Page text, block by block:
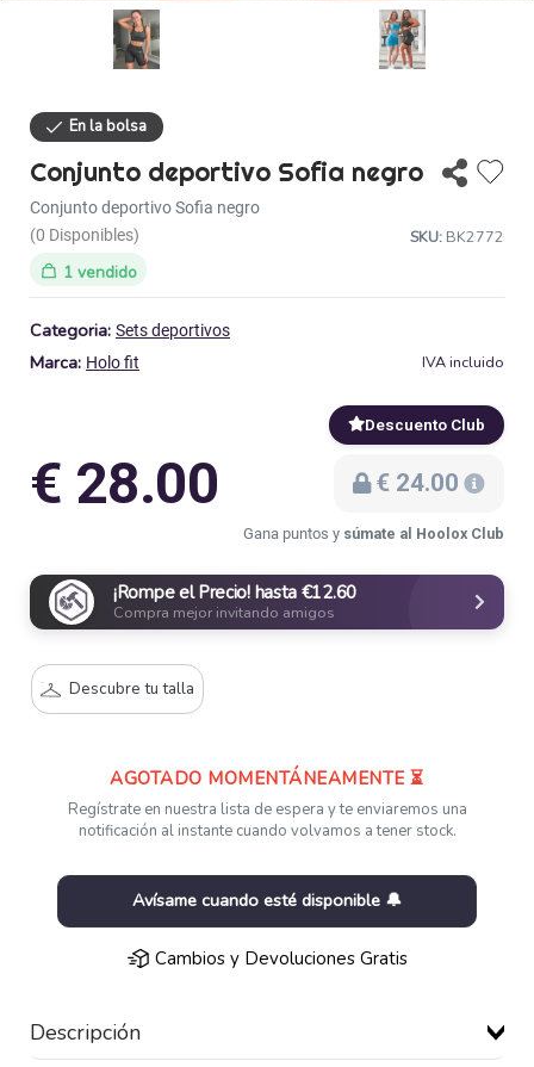
Conjunto deportivo Sofia negro
Conjunto deportivo Sofia negro
(0 Disponibles)
SKU: BK2772
1 vendido
Categoria: Sets deportivos
Marca: Holo fit IVA incluido
€ 28.00
Descuento Club
€ 24.00
Gana puntos y súmate al Hoolox Club
¡Rompe el Precio! hasta €12.60
Compra mejor invitando amigos
Descubre tu talla
AGOTADO MOMENTÁNEAMENTE ⏳
Regístrate en nuestra lista de espera y te enviaremos una
notificación al instante cuando volvamos a tener stock.
Avísame cuando esté disponible 🔔
Cambios y Devoluciones Gratis
Descripción